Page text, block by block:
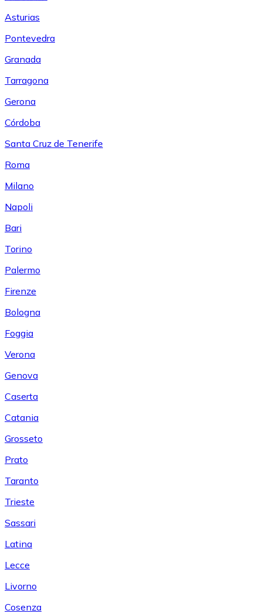
Asturias
Pontevedra
Granada
Tarragona
Gerona
Córdoba
Santa Cruz de Tenerife
Roma
Milano
Napoli
Bari
Torino
Palermo
Firenze
Bologna
Foggia
Verona
Genova
Caserta
Catania
Grosseto
Prato
Taranto
Trieste
Sassari
Latina
Lecce
Livorno
Cosenza